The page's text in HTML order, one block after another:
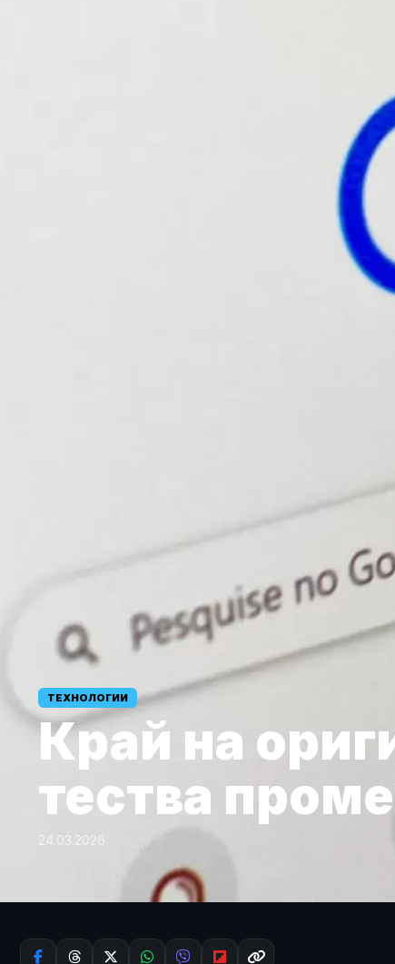
ТЕХНОЛОГИИ
Край на
тества
24.03.2026